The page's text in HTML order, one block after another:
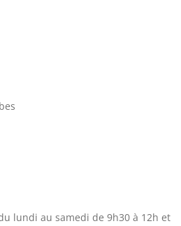
lundi au samedi de 9h30 à 12h et